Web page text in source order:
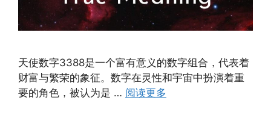
天使数字3388是一个富有意义的数字组合，代表着
财富与繁荣的象征。数字在灵性和宇宙中扮演着重
要的角色，被认为是 … 阅读更多